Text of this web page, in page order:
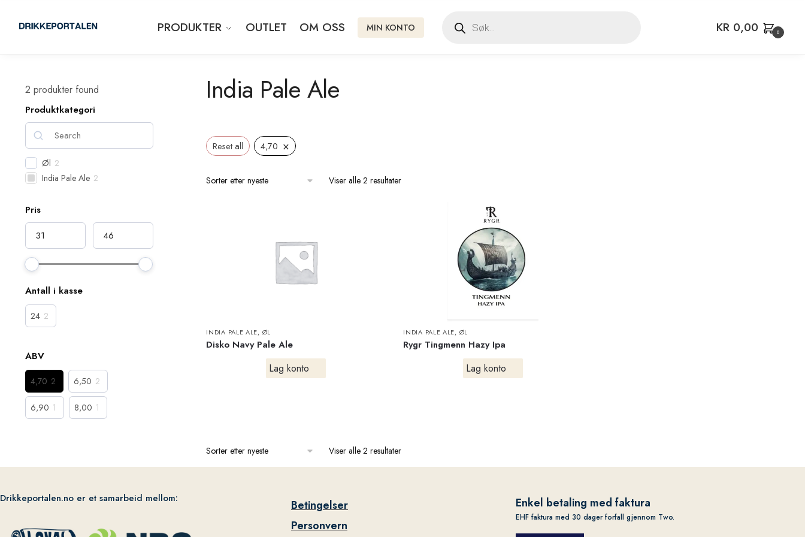
PRODUKTER OUTLET OM OSS MIN KONTO KR 0,00 0
India Pale Ale
Reset all 4,70 ×
Viser alle 2 resultater
INDIA PALE ALE, ØL
Disko Navy Pale Ale
Lag konto
INDIA PALE ALE, ØL
Rygr Tingmenn Hazy Ipa
Lag konto
Viser alle 2 resultater
2 produkter found
Produktkategori
Øl 2
India Pale Ale 2
Pris
Antall i kasse
24 2
ABV
4,70 2 6,50 2
6,90 1 8,00 1
Drikkeportalen.no er et samarbeid mellom:
Betingelser
Personvern
Enkel betaling med faktura
EHF faktura med 30 dager forfall gjennom Two.